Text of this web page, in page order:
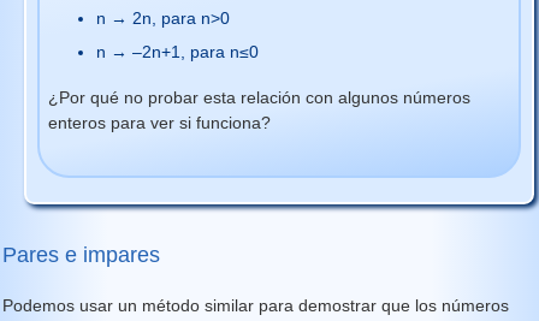
n → 2n, para n>0
n → –2n+1, para n≤0
¿Por qué no probar esta relación con algunos números
enteros para ver si funciona?
Pares e impares
Podemos usar un método similar para demostrar que los números